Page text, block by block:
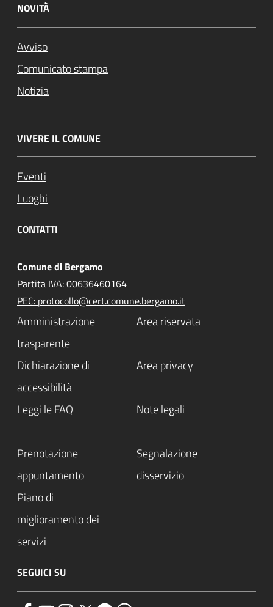
NOVITÀ
Avviso
Comunicato stampa
Notizia
VIVERE IL COMUNE
Eventi
Luoghi
CONTATTI
Comune di Bergamo
Partita IVA: 00636460164
PEC: protocollo@cert.comune.bergamo.it
Amministrazione
trasparente
Area riservata
Dichiarazione di
accessibilità
Area privacy
Leggi le FAQ Note legali
Prenotazione
appuntamento
Segnalazione
disservizio
Piano di
miglioramento dei
servizi
SEGUICI SU